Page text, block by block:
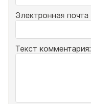
Электронная почта
Текст комментария: